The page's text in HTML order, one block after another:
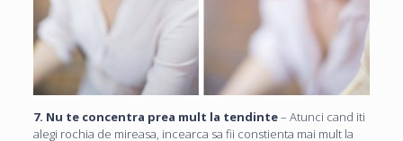
7. Nu te concentra prea mult la tendinte– Atunci cand iti
alegi rochia de mireasa, incearca sa fii constienta mai mult la